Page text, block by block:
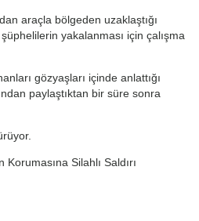
araçla bölgeden uzaklaştığı
yakalanması için çalışma
gözyaşları içinde anlattığı
paylaştıktan bir süre sonra
Silahlı Saldırı